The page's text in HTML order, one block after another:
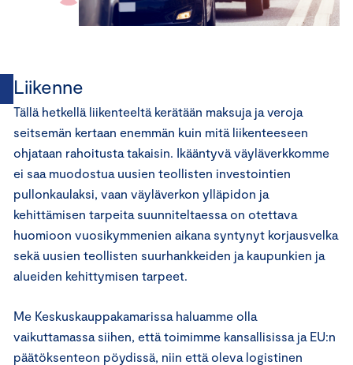
Liikenne
Tällä hetkellä liikenteeltä kerätään maksuja ja veroja
seitsemän kertaan enemmän kuin mitä liikenteeseen
ohjataan rahoitusta takaisin. Ikääntyvä väyläverkkomme
ei saa muodostua uusien teollisten investointien
pullonkaulaksi, vaan väyläverkon ylläpidon ja
kehittämisen tarpeita suunniteltaessa on otettava
huomioon vuosikymmenien aikana syntynyt korjausvelka
sekä uusien teollisten suurhankkeiden ja kaupunkien ja
alueiden kehittymisen tarpeet.
Me Keskuskauppakamarissa haluamme olla
vaikuttamassa siihen, että toimimme kansallisissa ja EU:n
päätöksenteon pöydissä, niin että oleva logistinen